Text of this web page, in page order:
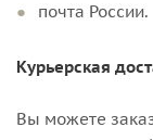
почта России.
Курьерская
Вы можете